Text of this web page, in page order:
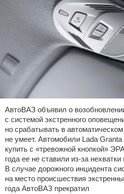
АвтоВАЗ объявил о
с системой экстренного
но срабатывать в
не умеет. Автомобили Lada
купить с «тревожной кнопкой»
года ее не ставили из-за
В случае дорожного инцидента
на место происшествия
года АвтоВАЗ прекратил